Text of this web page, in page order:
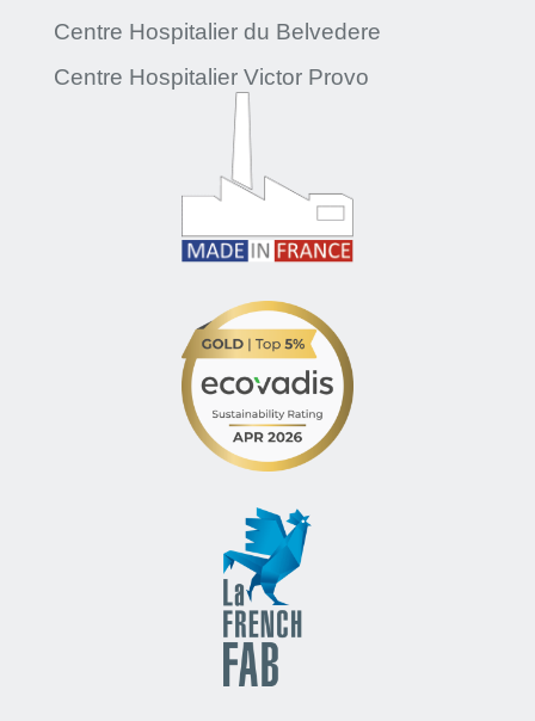
Centre Hospitalier du Belvedere
Centre Hospitalier Victor Provo